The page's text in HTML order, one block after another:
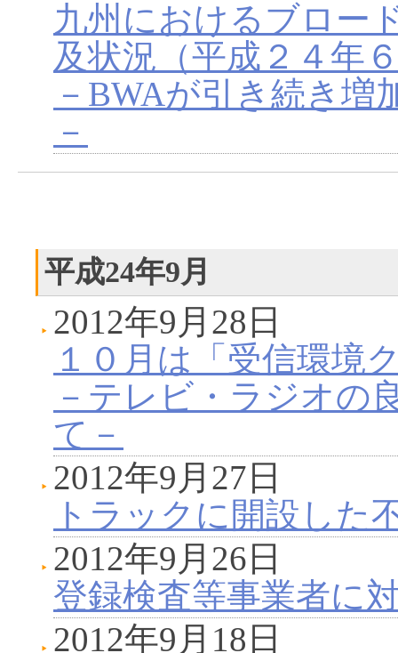
九州におけるブロー
及状況（平成２４年
－BWAが引き続き増
－
平成24年9月
2012年9月28日
１０月は「受信環境
－テレビ・ラジオの
て－
2012年9月27日
トラックに開設した
2012年9月26日
登録検査等事業者に
2012年9月18日